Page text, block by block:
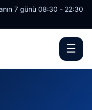
7 günü 08:30 - 22:30
☰